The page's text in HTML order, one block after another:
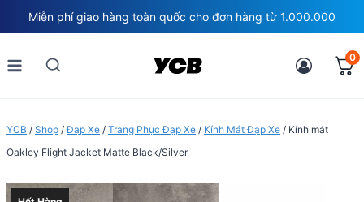
to
content
Miễn phí giao hàng toàn quốc cho đơn hàng từ 1.000.000
0
YCB / Shop /Đạp Xe / Trang Phục Đạp Xe / Kính Mát Đạp Xe / Kính mát
Oakley Flight Jacket Matte Black/Silver